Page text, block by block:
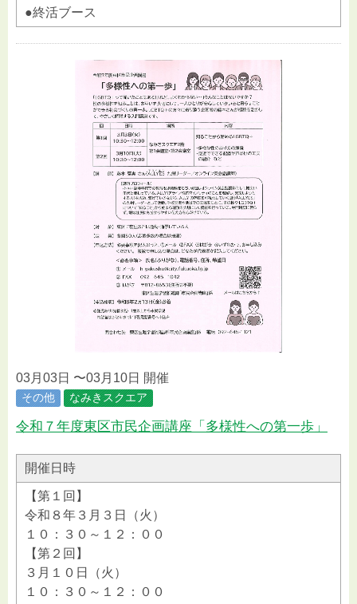
●終活ブース
03月03日 〜03月10日 開催
その他 なみきスクエア
令和７年度東区市民企画講座「多様性への第一歩」
開催日時
【第１回】
令和８年３月３日（火）
１０：３０～１２：００
【第２回】
３月１０日（火）
１０：３０～１２：００